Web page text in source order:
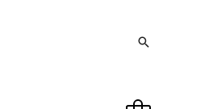
Hledat